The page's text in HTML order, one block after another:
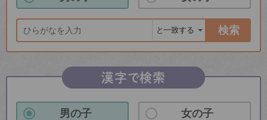
検索
漢字で検索
男の子 女の子